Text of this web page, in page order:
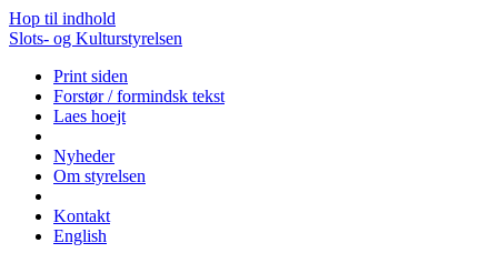
Hop til indhold
Slots- og Kulturstyrelsen
Print siden
Forstør / formindsk tekst
Laes hoejt
Nyheder
Om styrelsen
Kontakt
English